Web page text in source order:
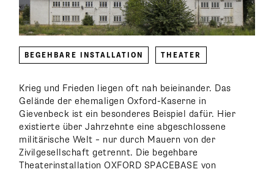
BEGEHBARE INSTALLATION THEATER
Krieg und Frieden liegen oft nah beieinander. Das
Gelände der ehemaligen Oxford-Kaserne in
Gievenbeck ist ein besonderes Beispiel dafür. Hier
existierte über Jahrzehnte eine abgeschlossene
militärische Welt – nur durch Mauern von der
Zivilgesellschaft getrennt. Die begehbare
Theaterinstallation OXFORD SPACEBASE von